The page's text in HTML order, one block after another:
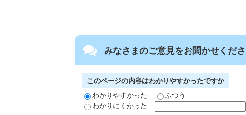
みなさまのご意見をお聞かせくだ
このページの内容はわかりやすかったですか
わかりやすかった
ふつう
わかりにくかった